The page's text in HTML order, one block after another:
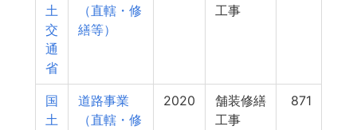
土
交
通
省
（直轄・修
繕等）
工事
国
土
道路事業
（直轄・修
2020
舗装修繕
工事
871